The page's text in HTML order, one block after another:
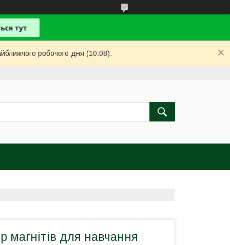
робочого дня (10.08).
магнітів для навчання